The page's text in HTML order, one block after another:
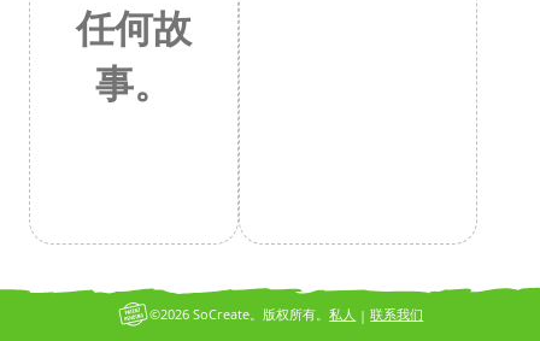
任何故
事。
私人 |联系我们
©2026 SoCreate。版权所有。